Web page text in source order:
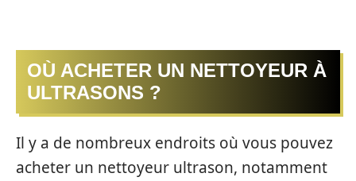
OÙ ACHETER UN NETTOYEUR À
ULTRASONS ?
Il y a de nombreux endroits où vous pouvez
acheter un nettoyeur ultrason, notamment